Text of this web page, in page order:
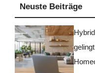
Neuste Beiträge